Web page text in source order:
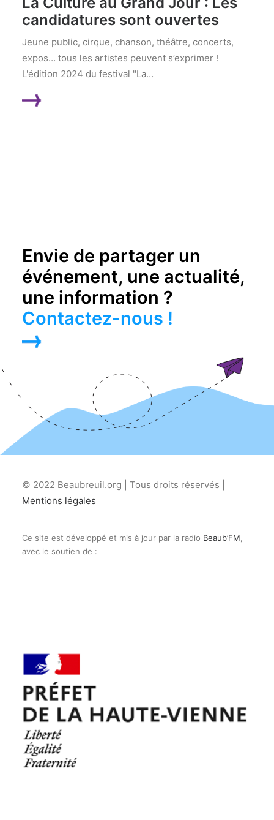
candidatures sont ouvertes
Jeune public, cirque, chanson, théâtre, concerts,
expos… tous les artistes peuvent s’exprimer !
L'édition 2024 du festival "La…
Envie de partager un
événement, une actualité,
une information ?
Contactez-nous !
© 2022 Beaubreuil.org | Tous droits réservés |
Mentions légales
Ce site est développé et mis à jour par la radio Beaub’FM
avec le soutien de :